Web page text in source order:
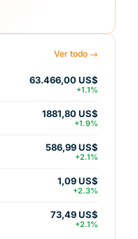
Ver todo →
63.466,00 US$
+1.1%
1881,80 US$
+1.9%
586,99 US$
+2.1%
1,09 US$
+2.3%
73,49 US$
+2.1%